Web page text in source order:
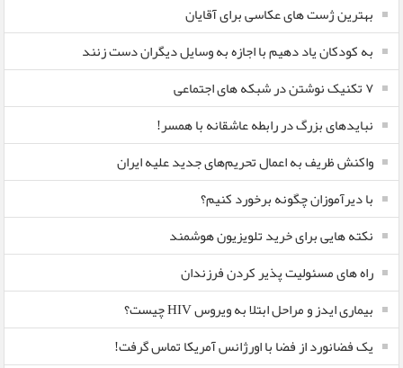
بهترین ژست های عکاسی برای آقایان
به کودکان یاد دهیم با اجازه به وسایل دیگران دست زنند
۷ تکنیک نوشتن در شبکه های اجتماعی
نبایدهای بزرگ در رابطه عاشقانه با همسر!
واکنش ظریف به اعمال تحریم‌های جدید علیه ایران
با دیرآموزان چگونه برخورد کنیم؟
نکته هایی برای خرید تلویزیون هوشمند
راه های مسئولیت پذیر کردن فرزندان
بیماری ایدز و مراحل ابتلا به ویروس HIV چیست؟
یک فضانورد از فضا با اورژانس آمریکا تماس گرفت!